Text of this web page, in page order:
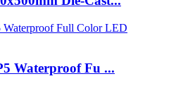
Waterproof Fu ...